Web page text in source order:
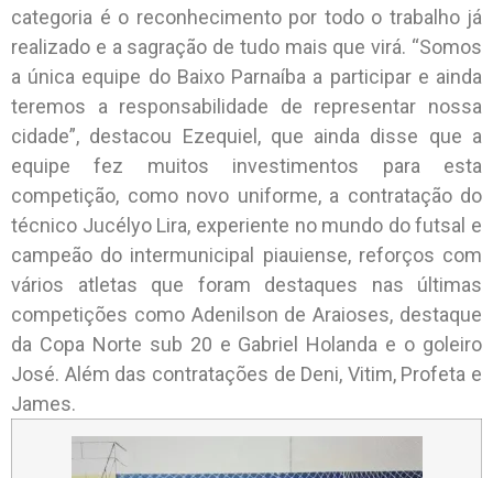
categoria é o reconhecimento por todo o trabalho já
realizado e a sagração de tudo mais que virá. “Somos
a única equipe do Baixo Parnaíba a participar e ainda
teremos a responsabilidade de representar nossa
cidade”, destacou Ezequiel, que ainda disse que a
equipe fez muitos investimentos para esta
competição, como novo uniforme, a contratação do
técnico Jucélyo Lira, experiente no mundo do futsal e
campeão do intermunicipal piauiense, reforços com
vários atletas que foram destaques nas últimas
competições como Adenilson de Araioses, destaque
da Copa Norte sub 20 e Gabriel Holanda e o goleiro
José. Além das contratações de Deni, Vitim, Profeta e
James.